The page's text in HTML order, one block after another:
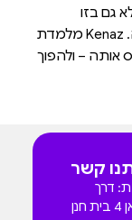
גם בזו
שבפנים: היצר, הסקרנות, הידע, ההשראה. Kenaz מלמדת
אותה – ולהפוך
קשר
דרך
הפקאן 4 בית חנן